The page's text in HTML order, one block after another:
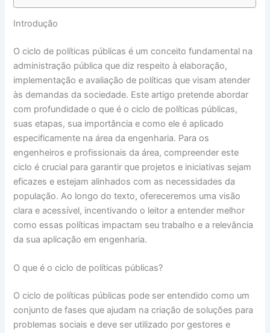
Introdução
O ciclo de políticas públicas é um conceito fundamental na
administração pública que diz respeito à elaboração,
implementação e avaliação de políticas que visam atender
às demandas da sociedade. Este artigo pretende abordar
com profundidade o que é o ciclo de políticas públicas,
suas etapas, sua importância e como ele é aplicado
especificamente na área da engenharia. Para os
engenheiros e profissionais da área, compreender este
ciclo é crucial para garantir que projetos e iniciativas sejam
eficazes e estejam alinhados com as necessidades da
população. Ao longo do texto, ofereceremos uma visão
clara e acessível, incentivando o leitor a entender melhor
como essas políticas impactam seu trabalho e a relevância
da sua aplicação em engenharia.
O que é o ciclo de políticas públicas?
O ciclo de políticas públicas pode ser entendido como um
conjunto de fases que ajudam na criação de soluções para
problemas sociais e deve ser utilizado por gestores e